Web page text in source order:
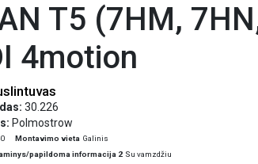
T5 (7HM,
4motion
30.226
Polmostrow
Montavimo vieta Galinis
papildoma informacija 2 Su vamzdžiu